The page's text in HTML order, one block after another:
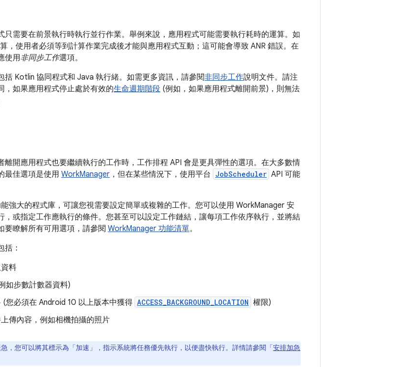
只需要在前景執行時執行並行作業。舉例來說，應用程式可能需要執行耗時的運算。如
，使用者必須等到計算作業完成後才能與應用程式互動；這可能會導致 ANR 錯誤。在
使用非同步工作選項。
括 Kotlin 協同程式和 Java 執行緒。如需更多資訊，請參閱非同步工作說明文件。請注
，如果應用程式停止處於有效的生命週期階段 (例如，如果應用程式離開前景)，則無法
離開應用程式也要繼續執行的工作時，工作排程 API 會是更具彈性的選項。在大多數情
最佳選項是使用 WorkManager ，但在某些情況下，使用平台 JobScheduler API 可能
強大的程式庫，可讓您視需要設定簡單或複雜的工作。您可以使用 WorkManager 安
，或指定工作應執行的條件。您甚至可以設定工作鏈結，讓每項工作依序執行，並將結
要瞭解所有可用選項，請參閱 WorkManager 功能清單。
括：
料
如步數計數器資料)
您必須在 Android 10 以上版本中獲得 ACCESS_BACKGROUND_LOCATION 權限)
傳內容，例如相機拍攝的照片
，您可以將其標示為「加速」 ，指示系統將任務優先執行，以便盡快執行。詳情請參閱「安排加急